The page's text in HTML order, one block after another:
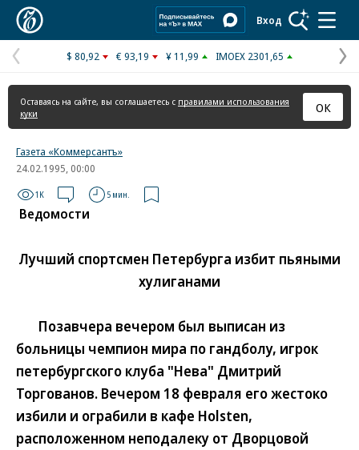
Вход
Предыдущая
страница
$ 80,92 € 93,19 ¥ 11,99 IMOEX 2301,65
Оставаясь на сайте, вы соглашаетесь с правилами использования
куки
ОК
Газета «Коммерсантъ»
24.02.1995, 00:00
1K 5 мин.
Ведомости
Лучший спортсмен Петербурга избит пьяными
хулиганами
Позавчера вечером был выписан из
больницы чемпион мира по гандболу, игрок
петербургского клуба "Нева" Дмитрий
Торгованов. Вечером 18 февраля его жестоко
избили и ограбили в кафе Holsten,
расположенном неподалеку от Дворцовой